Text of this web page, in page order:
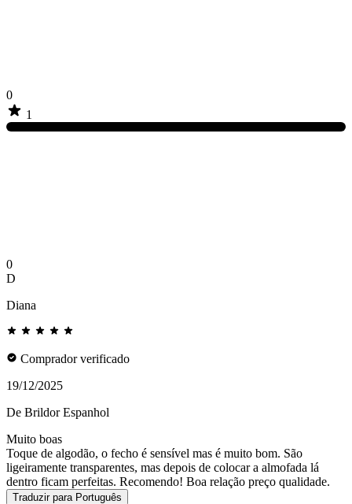
0
1
0
D
Diana
Comprador verificado
19/12/2025
De Brildor Espanhol
Muito boas
Toque de algodão, o fecho é sensível mas é muito bom. São
ligeiramente transparentes, mas depois de colocar a almofada lá
dentro ficam perfeitas. Recomendo! Boa relação preço qualidade.
Traduzir para Português